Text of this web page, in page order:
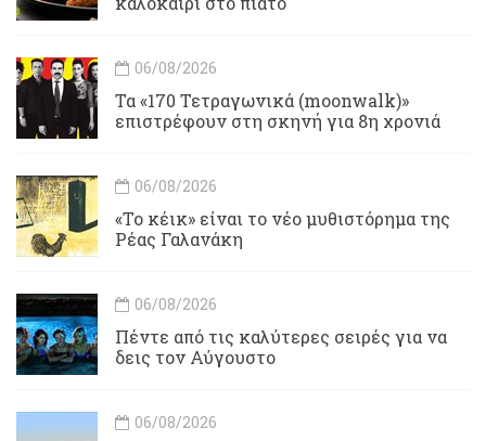
06/08/2026
Τα «170 Τετραγωνικά (moonwalk)»
επιστρέφουν στη σκηνή για 8η χρονιά
06/08/2026
«Το κέικ» είναι το νέο μυθιστόρημα της
Ρέας Γαλανάκη
06/08/2026
Πέντε από τις καλύτερες σειρές για να
δεις τον Αύγουστο
06/08/2026